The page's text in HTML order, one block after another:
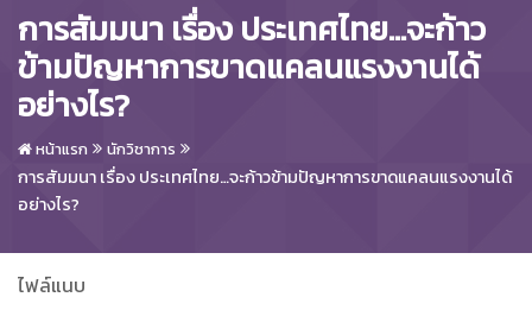
การสัมมนา เรื่อง ประเทศไทย…จะก้าว
ข้ามปัญหาการขาดแคลนแรงงานได้
อย่างไร?
หน้าแรก นักวิชาการ
การสัมมนา เรื่อง ประเทศไทย…จะก้าวข้ามปัญหาการขาดแคลนแรงงานได้
อย่างไร?
ไฟล์แนบ